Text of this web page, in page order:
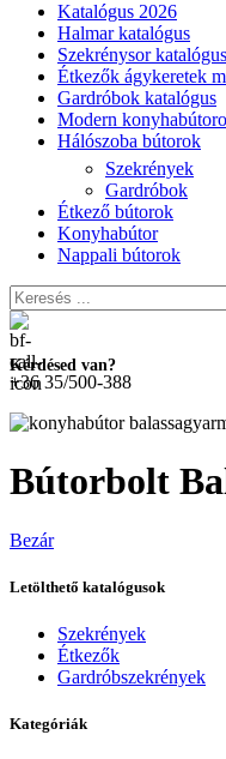
Katalógus 2026
Halmar katalógus
Szekrénysor katalógus
Étkezők ágykeretek
Gardróbok katalógus
Modern
Hálószoba bútorok
Szekrények
Gardróbok
Étkező bútorok
Konyhabútor
Nappali bútorok
Kérdésed van?
+36 35/500-388
Bútorbolt
Bezár
Letölthető katalógusok
Szekrények
Étkezők
Gardróbszekrények
Kategóriák